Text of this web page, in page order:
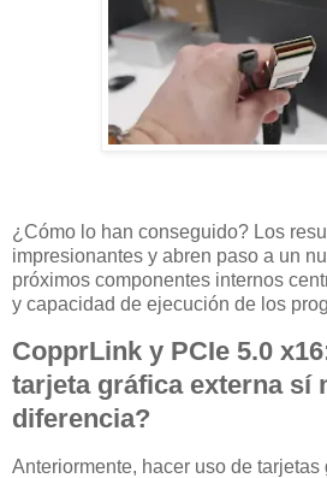
¿Cómo lo han conseguido? Los
impresionantes y abren paso a un
próximos componentes internos
y capacidad de ejecución de los
CopprLink y PCIe 5.0
tarjeta gráfica externa sí
diferencia?
Anteriormente, hacer uso de tarjetas